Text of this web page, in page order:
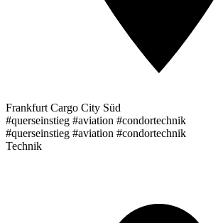
Frankfurt Cargo City Süd
#querseinstieg #aviation #condortechnik
#querseinstieg #aviation #condortechnik
Technik